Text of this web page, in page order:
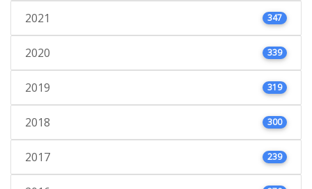
2021 347
2020 339
2019 319
2018 300
2017 239